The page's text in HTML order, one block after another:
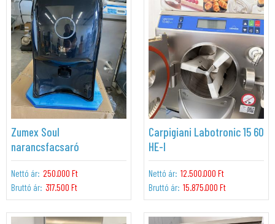
Zumex Soul
narancsfacsaró
Nettó ár: 250.000 Ft
Bruttó ár: 317.500 Ft
Carpigiani Labotronic 15 60
HE-I
Nettó ár: 12.500.000 Ft
Bruttó ár: 15.875.000 Ft